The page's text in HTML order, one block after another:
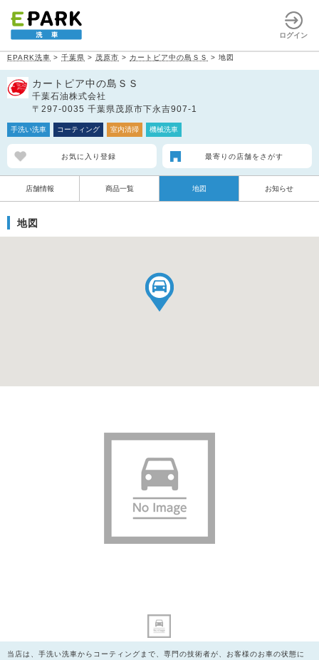
ログイン
EPARK洗車 > 千葉県 > 茂原市 > カートピア中の島ＳＳ > 地図
カートピア中の島ＳＳ
千葉石油株式会社
〒297-0035 千葉県茂原市下永吉907-1
手洗い洗車 コーティング 室内清掃 機械洗車
お気に入り登録 最寄りの店舗をさがす
店舗情報 商品一覧 地図 お知らせ
地図
当店は、手洗い洗車からコーティングまで、専門の技術者が、お客様のお車の状態に